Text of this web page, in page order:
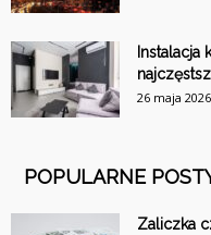
26 maja 2026
POPULARNE
Zaliczka